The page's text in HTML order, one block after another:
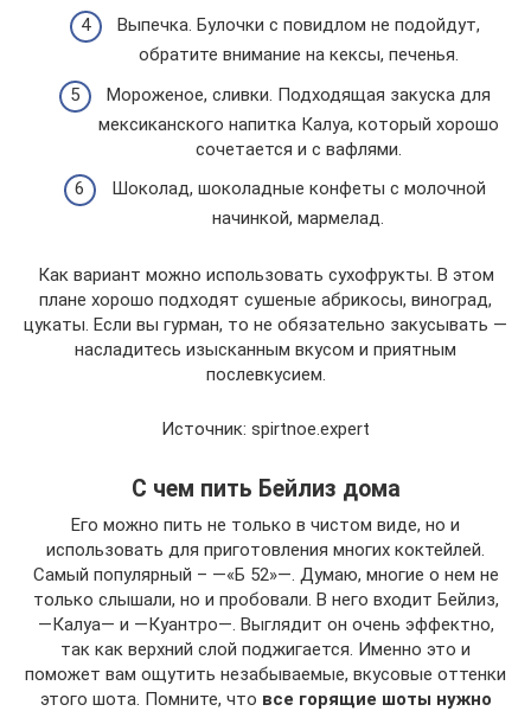
Выпечка. Булочки с повидлом не подойдут,
обратите внимание на кексы, печенья.
Мороженое, сливки. Подходящая закуска для
мексиканского напитка Калуа, который хорошо
сочетается и с вафлями.
Шоколад, шоколадные конфеты с молочной
начинкой, мармелад.
Как вариант можно использовать сухофрукты. В этом
плане хорошо подходят сушеные абрикосы, виноград,
цукаты. Если вы гурман, то не обязательно закусывать —
насладитесь изысканным вкусом и приятным
послевкусием.
Источник: spirtnoe.expert
С чем пить Бейлиз дома
Его можно пить не только в чистом виде, но и
использовать для приготовления многих коктейлей.
Самый популярный – —«Б 52»—. Думаю, многие о нем не
только слышали, но и пробовали. В него входит Бейлиз,
—Калуа— и —Куантро—. Выглядит он очень эффектно,
так как верхний слой поджигается. Именно это и
поможет вам ощутить незабываемые, вкусовые оттенки
этого шота. Помните, что все горящие шоты нужно